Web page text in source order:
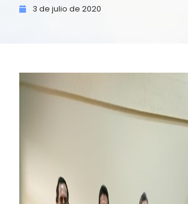
3 de julio de 2020